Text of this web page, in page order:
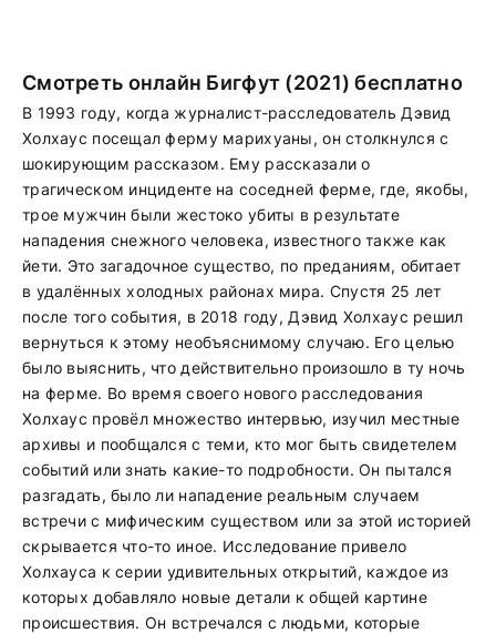
Смотреть онлайн Бигфут (2021) бесплатно
В 1993 году, когда журналист-расследователь Дэвид
Холхаус посещал ферму марихуаны, он столкнулся с
шокирующим рассказом. Ему рассказали о
трагическом инциденте на соседней ферме, где, якобы,
трое мужчин были жестоко убиты в результате
нападения снежного человека, известного также как
йети. Это загадочное существо, по преданиям, обитает
в удалённых холодных районах мира. Спустя 25 лет
после того события, в 2018 году, Дэвид Холхаус решил
вернуться к этому необъяснимому случаю. Его целью
было выяснить, что действительно произошло в ту ночь
на ферме. Во время своего нового расследования
Холхаус провёл множество интервью, изучил местные
архивы и пообщался с теми, кто мог быть свидетелем
событий или знать какие-то подробности. Он пытался
разгадать, было ли нападение реальным случаем
встречи с мифическим существом или за этой историей
скрывается что-то иное. Исследование привело
Холхауса к серии удивительных открытий, каждое из
которых добавляло новые детали к общей картине
происшествия. Он встречался с людьми, которые